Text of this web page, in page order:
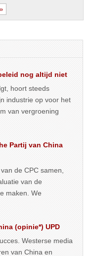
»
nog altijd niet
hoort steeds
industrie op voor het
van vergroening
Partij van China
de CPC samen,
van de
maken. We
(opinie*) UPD
Westerse media
van China en